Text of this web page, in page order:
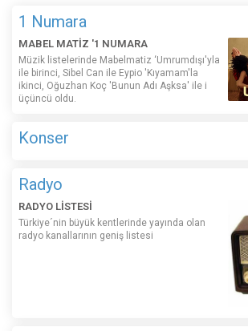
1 Numara
MABEL MATİZ '1 NUMARA
Müzik listelerinde Mabelmatiz ‘Umrumdışı'yla
ile birinci, Sibel Can ile Eypio 'Kıyamam'la
ikinci, Oğuzhan Koç 'Bunun Adı Aşksa' ile i
üçüncü oldu.
Konser
Radyo
RADYO LİSTESİ
Türkiye´nin büyük kentlerinde yayında olan
radyo kanallarının geniş listesi